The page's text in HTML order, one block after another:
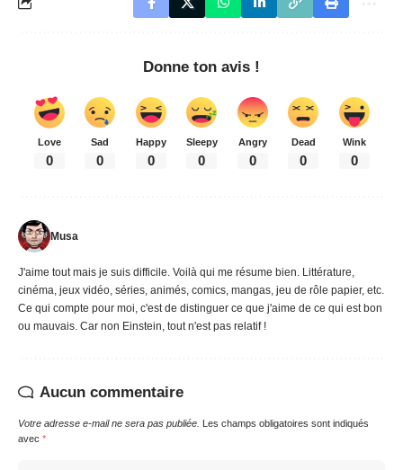
Donne ton avis !
Love
0
Sad
0
Happy
0
Sleepy
0
Angry
0
Dead
0
Wink
0
Musa
J'aime tout mais je suis difficile. Voilà qui me résume bien. Littérature,
cinéma, jeux vidéo, séries, animés, comics, mangas, jeu de rôle papier, etc.
Ce qui compte pour moi, c'est de distinguer ce que j'aime de ce qui est bon
ou mauvais. Car non Einstein, tout n'est pas relatif !
Aucun commentaire
Votre adresse e-mail ne sera pas publiée.
Les champs obligatoires sont indiqués
avec *